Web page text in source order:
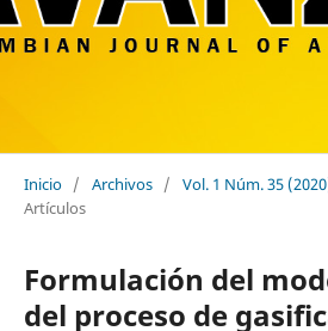
Inicio / Archivos / Vol. 1 Núm. 35
Artículos
Formulación del
del proceso de